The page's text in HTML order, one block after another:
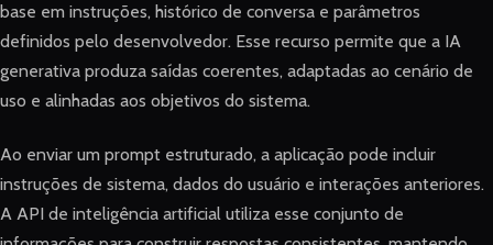
base em instruções, histórico de conversa e parâmetros
definidos pelo desenvolvedor. Esse recurso permite que a IA
generativa produza saídas coerentes, adaptadas ao cenário de
uso e alinhadas aos objetivos do sistema.
Ao enviar um prompt estruturado, a aplicação pode incluir
instruções de sistema, dados do usuário e interações anteriores.
A API de inteligência artificial utiliza esse conjunto de